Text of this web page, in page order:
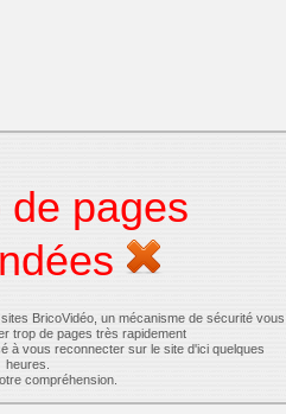
de pages
BricoVidéo, un mécanisme de sécurité vous
trop de pages très rapidement
à vous reconnecter sur le site d'ici quelques
heures.
compréhension.